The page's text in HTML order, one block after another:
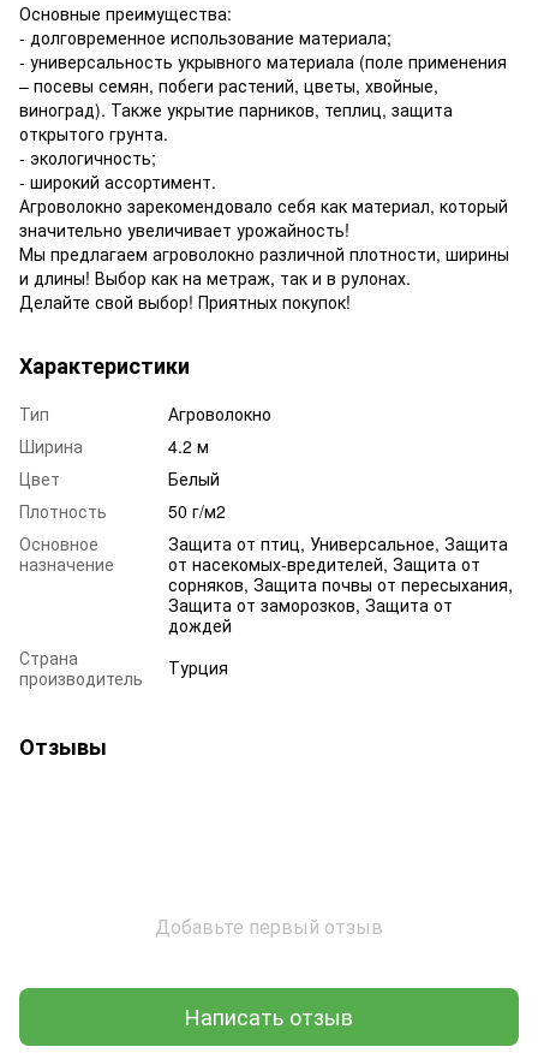
Основные преимущества:
- долговременное использование материала;
- универсальность укрывного материала (поле применения
– посевы семян, побеги растений, цветы, хвойные,
виноград). Также укрытие парников, теплиц, защита
открытого грунта.
- экологичность;
- широкий ассортимент.
Агроволокно зарекомендовало себя как материал, который
значительно увеличивает урожайность!
Мы предлагаем агроволокно различной плотности, ширины
и длины! Выбор как на метраж, так и в рулонах.
Делайте свой выбор! Приятных покупок!
Характеристики
Тип
Агроволокно
Ширина
4.2 м
Цвет
Белый
Плотность
50 г/м2
Основное
назначение
Защита от птиц, Универсальное, Защита
от насекомых-вредителей, Защита от
сорняков, Защита почвы от пересыхания,
Защита от заморозков, Защита от
дождей
Страна
производитель
Турция
Отзывы
Добавьте первый отзыв
Написать отзыв